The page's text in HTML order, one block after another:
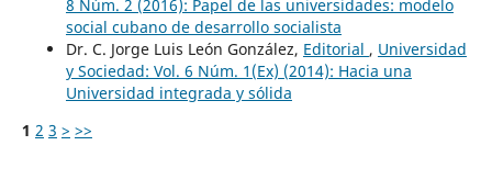
8 Núm. 2 (2016): Papel de las universidades: modelo
social cubano de desarrollo socialista
Dr. C. Jorge Luis León González, Editorial , Universidad
y Sociedad: Vol. 6 Núm. 1(Ex) (2014): Hacia una
Universidad integrada y sólida
1 2 3 > >>